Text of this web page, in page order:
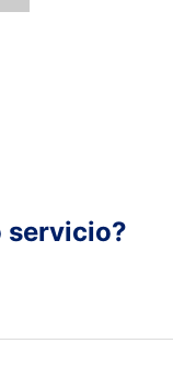
servicio?